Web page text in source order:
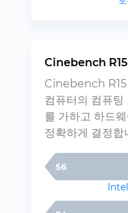
Cinebench
Cinebench R15
컴퓨터의 컴퓨팅
를 가하고 하드
정확하게 결정합
56